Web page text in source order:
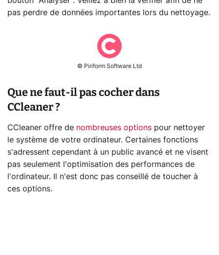
pas perdre de données importantes lors du nettoyage.
© Piriform Software Ltd
Que ne faut-il pas cocher dans
CCleaner ?
CCleaner offre de nombreuses options pour nettoyer
le système de votre ordinateur. Certaines fonctions
s'adressent cependant à un public avancé et ne visent
pas seulement l'optimisation des performances de
l'ordinateur. Il n'est donc pas conseillé de toucher à
ces options.